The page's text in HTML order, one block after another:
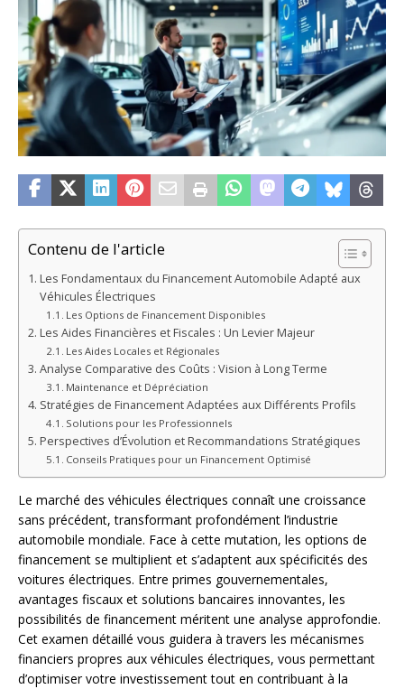
Contenu de l'article
Les Fondamentaux du Financement Automobile Adapté aux
Véhicules Électriques
Les Options de Financement Disponibles
Les Aides Financières et Fiscales : Un Levier Majeur
Les Aides Locales et Régionales
Analyse Comparative des Coûts : Vision à Long Terme
Maintenance et Dépréciation
Stratégies de Financement Adaptées aux Différents Profils
Solutions pour les Professionnels
Perspectives d’Évolution et Recommandations Stratégiques
Conseils Pratiques pour un Financement Optimisé
Le marché des véhicules électriques connaît une croissance
sans précédent, transformant profondément l’industrie
automobile mondiale. Face à cette mutation, les options de
financement se multiplient et s’adaptent aux spécificités des
voitures électriques. Entre primes gouvernementales,
avantages fiscaux et solutions bancaires innovantes, les
possibilités de financement méritent une analyse approfondie.
Cet examen détaillé vous guidera à travers les mécanismes
financiers propres aux véhicules électriques, vous permettant
d’optimiser votre investissement tout en contribuant à la